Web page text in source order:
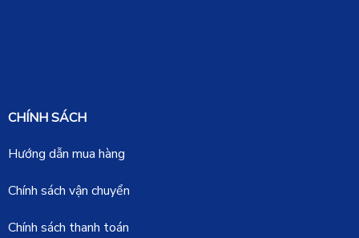
CHÍNH SÁCH
Hướng dẫn mua hàng
Chính sách vận chuyển
Chính sách thanh toán